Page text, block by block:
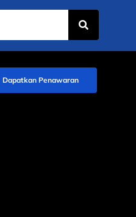
Dapatkan Penawaran